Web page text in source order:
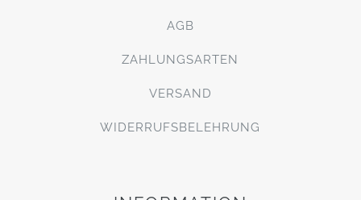
AGB
ZAHLUNGSARTEN
VERSAND
WIDERRUFSBELEHRUNG